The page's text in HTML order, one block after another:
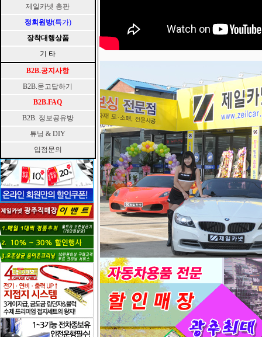
제일카넷 총판
정회원방(특가)
장착대행상품
기 타
B2B.공지사항
B2B.묻고답하기
B2B.FAQ
B2B. 정보공유방
튜닝 & DIY
입점문의